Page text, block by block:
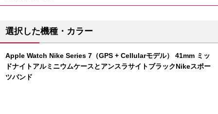
選択した機種・カラー
Apple Watch Nike Series 7（GPS + Cellularモデル） 41mm ミッ
ドナイトアルミニウムケースとアンスラサイトブラックNikeスポー
ツバンド